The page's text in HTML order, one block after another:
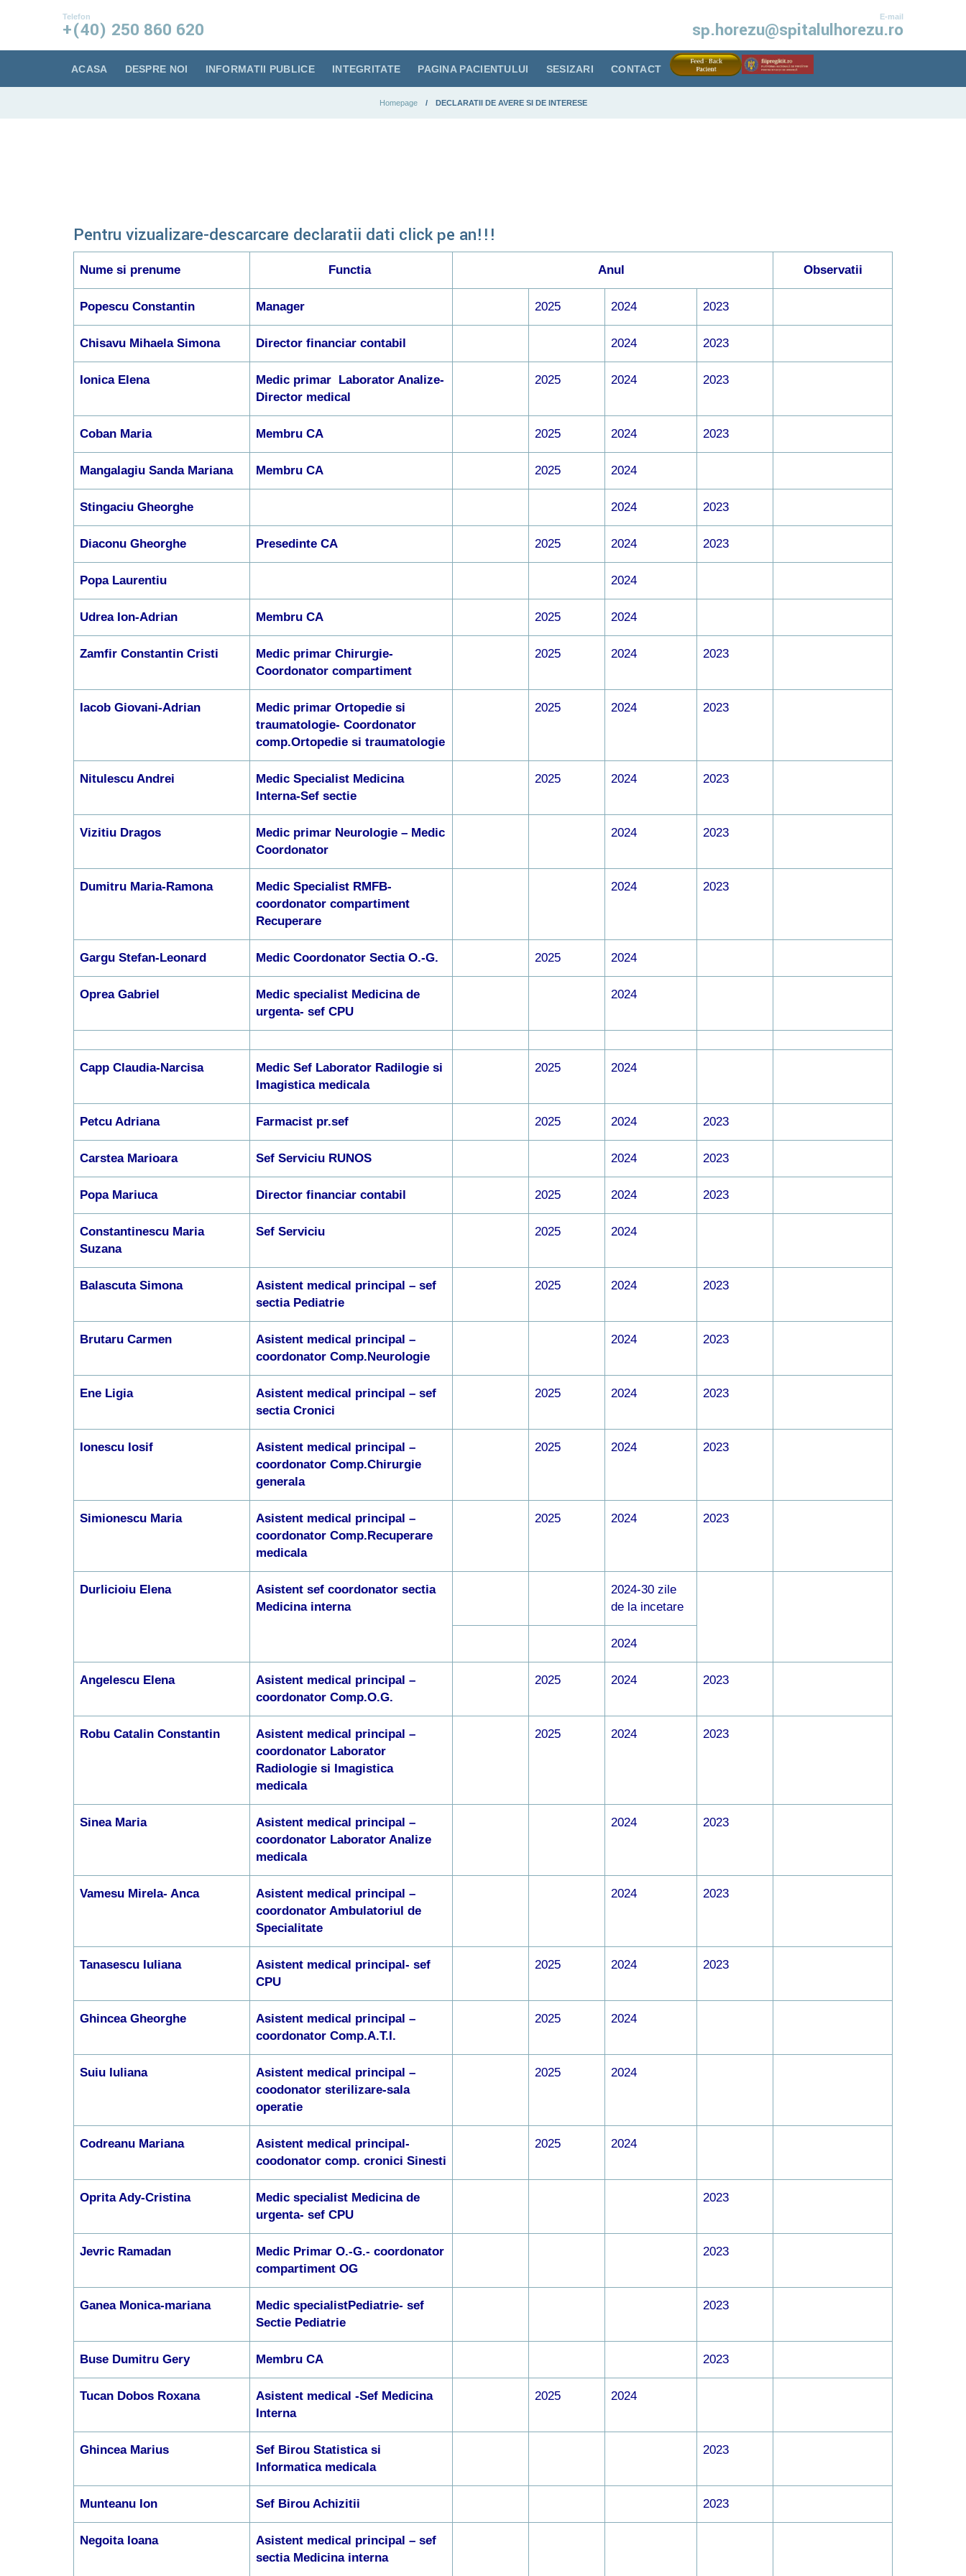
Telefon
+(40) 250 860 620
E-mail
sp.horezu@spitalulhorezu.ro
ACASA DESPRE NOI INFORMATII PUBLICE INTEGRITATE PAGINA PACIENTULUI SESIZARI CONTACT
Homepage DECLARATII DE AVERE SI DE INTERESE
Pentru vizualizare-descarcare declaratii dati click pe an!!!
Nume si prenume Functia Anul Observatii
Popescu Constantin Manager 2025 2024 2023
Chisavu Mihaela Simona Director financiar contabil 2024 2023
Ionica Elena
Medic primar Laborator Analize-
Director medical
2025 2024 2023
Coban Maria Membru CA 2025 2024 2023
Mangalagiu Sanda Mariana Membru CA 2025 2024
Stingaciu Gheorghe 2024 2023
Diaconu Gheorghe Presedinte CA 2025 2024 2023
Popa Laurentiu 2024
Udrea Ion-Adrian Membru CA 2025 2024
Zamfir Constantin Cristi
Medic primar Chirurgie-
Coordonator compartiment
2025 2024 2023
Iacob Giovani-Adrian
Medic primar Ortopedie si
traumatologie- Coordonator
comp.Ortopedie si traumatologie
2025 2024 2023
Nitulescu Andrei
Medic Specialist Medicina
Interna-Sef sectie
2025 2024 2023
Vizitiu Dragos
Medic primar Neurologie – Medic
Coordonator
2024 2023
Dumitru Maria-Ramona
Medic Specialist RMFB-
coordonator compartiment
Recuperare
2024 2023
Gargu Stefan-Leonard Medic Coordonator Sectia O.-G. 2025 2024
Oprea Gabriel
Medic specialist Medicina de
urgenta- sef CPU
2024
Capp Claudia-Narcisa
Medic Sef Laborator Radilogie si
Imagistica medicala
2025 2024
Petcu Adriana Farmacist pr.sef 2025 2024 2023
Carstea Marioara Sef Serviciu RUNOS 2024 2023
Popa Mariuca Director financiar contabil 2025 2024 2023
Constantinescu Maria
Suzana
Sef Serviciu 2025 2024
Balascuta Simona
Asistent medical principal – sef
sectia Pediatrie
2025 2024 2023
Brutaru Carmen
Asistent medical principal –
coordonator Comp.Neurologie
2024 2023
Ene Ligia
Asistent medical principal – sef
sectia Cronici
2025 2024 2023
Ionescu Iosif
Asistent medical principal –
coordonator Comp.Chirurgie
generala
2025 2024 2023
Simionescu Maria
Asistent medical principal –
coordonator Comp.Recuperare
medicala
2025 2024 2023
Durlicioiu Elena
Asistent sef coordonator sectia
Medicina interna
2024-30 zile
de la incetare
2024
Angelescu Elena
Asistent medical principal –
coordonator Comp.O.G.
2025 2024 2023
Robu Catalin Constantin
Asistent medical principal –
coordonator Laborator
Radiologie si Imagistica
medicala
2025 2024 2023
Sinea Maria
Asistent medical principal –
coordonator Laborator Analize
medicala
2024 2023
Vamesu Mirela- Anca
Asistent medical principal –
coordonator Ambulatoriul de
Specialitate
2024 2023
Tanasescu Iuliana
Asistent medical principal- sef
CPU
2025 2024 2023
Ghincea Gheorghe
Asistent medical principal –
coordonator Comp.A.T.I.
2025 2024
Suiu Iuliana
Asistent medical principal –
coodonator sterilizare-sala
operatie
2025 2024
Codreanu Mariana
Asistent medical principal-
coodonator comp. cronici Sinesti
2025 2024
Oprita Ady-Cristina
Medic specialist Medicina de
urgenta- sef CPU
2023
Jevric Ramadan
Medic Primar O.-G.- coordonator
compartiment OG
2023
Ganea Monica-mariana
Medic specialistPediatrie- sef
Sectie Pediatrie
2023
Buse Dumitru Gery Membru CA 2023
Tucan Dobos Roxana
Asistent medical -Sef Medicina
Interna
2025 2024
Ghincea Marius
Sef Birou Statistica si
Informatica medicala
2023
Munteanu Ion Sef Birou Achizitii 2023
Negoita Ioana
Asistent medical principal – sef
sectia Medicina interna